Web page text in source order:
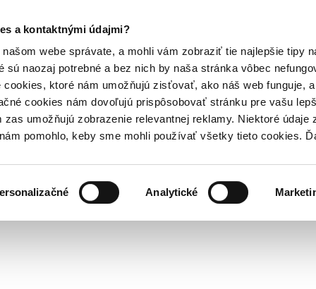
a kontaktnými údajmi?
webe správate, a mohli vám zobraziť tie najlepšie tipy
sú naozaj potrebné a bez nich by naša stránka vôbec
ktoré nám umožňujú zisťovať, ako náš web funguje,
cookies nám dovoľujú prispôsobovať stránku pre vašu
umožňujú zobrazenie relevantnej reklamy. Niektoré údaje
pomohlo, keby sme mohli používať všetky tieto cookies.
Analytické